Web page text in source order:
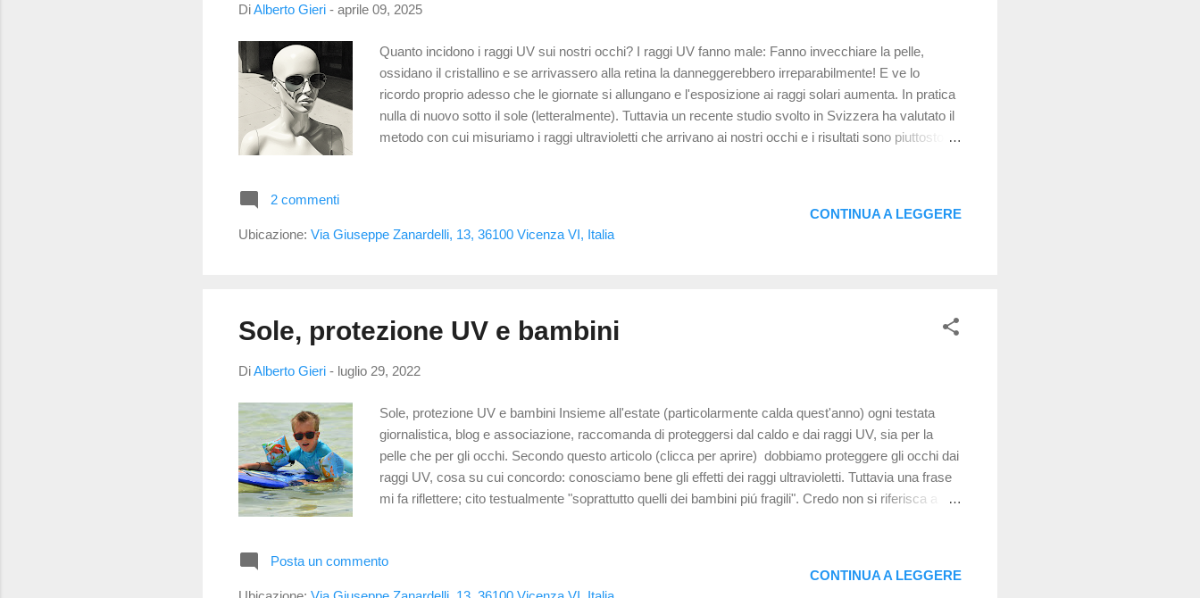
DiAlberto Gieri - aprile 09, 2025
Quanto incidono i raggi UV sui nostri occhi? I raggi UV fanno male: Fanno invecchiare la pelle,
ossidano il cristallino e se arrivassero alla retina la danneggerebbero irreparabilmente! E ve lo
ricordo proprio adesso che le giornate si allungano e l'esposizione ai raggi solari aumenta. In pratica
nulla di nuovo sotto il sole (letteralmente). Tuttavia un recente studio svolto in Svizzera ha valutato il
metodo con cui misuriamo i raggi ultravioletti che arrivano ai nostri occhi e i risultati sono piuttosto
quindi stati analizzati i dati UV anche con sensori che simulano la posizione degli occhi su manichini
antropomorfi, sensori indossabili e calcoli matematici e consid...
2 commenti
Ubicazione: Via Giuseppe Zanardelli, 13, 36100 Vicenza VI, Italia
CONTINUA A LEGGERE
Sole, protezione UV e bambini
DiAlberto Gieri - luglio 29, 2022
Sole, protezione UV e bambini Insieme all'estate (particolarmente calda quest'anno) ogni testata
giornalistica, blog e associazione, raccomanda di proteggersi dal caldo e dai raggi UV, sia per la
pelle che per gli occhi. Secondo questo articolo (clicca per aprire) dobbiamo proteggere gli occhi dai
raggi UV, cosa su cui concordo: conosciamo bene gli effetti dei raggi ultravioletti. Tuttavia una frase
mi fa riflettere; cito testualmente "soprattutto quelli dei bambini piú fragili". Credo non si riferisca a
refrattivi sono piú trasparenti; possiamo anche considerarli in fase di sviluppo, considerando che la
normalitá nel bambino é l'ipermetropia (occhio "corto" che necessita di accomodazione per
Posta un commento
CONTINUA A LEGGERE